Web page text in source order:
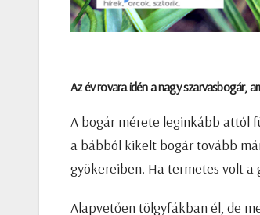
Az év rovara idén a nagy szarvasbogár,
A bogár mérete leginkább attól
a bábból kikelt bogár tovább
gyökereiben. Ha termetes volt
Alapvetően tölgyfákban él, de